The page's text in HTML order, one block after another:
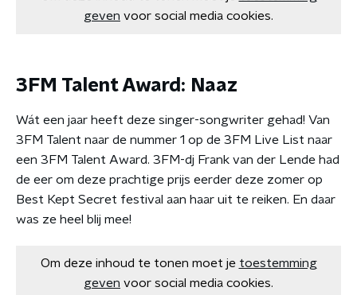
geven voor social media cookies.
3FM Talent Award: Naaz
Wát een jaar heeft deze singer-songwriter gehad! Van
3FM Talent naar de nummer 1 op de 3FM Live List naar
een 3FM Talent Award. 3FM-dj Frank van der Lende had
de eer om deze prachtige prijs eerder deze zomer op
Best Kept Secret festival aan haar uit te reiken. En daar
was ze heel blij mee!
Om deze inhoud te tonen moet je toestemming
geven voor social media cookies.